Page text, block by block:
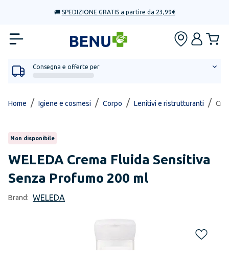
🚚 SPEDIZIONE GRATIS a partire da 23,99€
Consegna e offerte per
Home / Igiene e cosmesi / Corpo / Lenitivi e ristrutturanti /
Non disponibile
WELEDA Crema Fluida Sensitiva
Senza Profumo 200 ml
Brand: WELEDA